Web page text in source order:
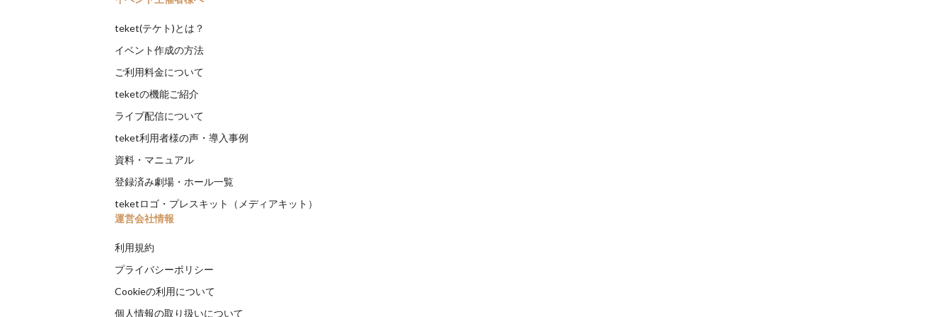
teket(テケト)とは？
イベント作成の方法
ご利用料金について
teketの機能ご紹介
ライブ配信について
teket利用者様の声・導入事例
資料・マニュアル
登録済み劇場・ホール一覧
teketロゴ・プレスキット（メディアキット）
運営会社情報
利用規約
プライバシーポリシー
Cookieの利用について
個人情報の取り扱いについて